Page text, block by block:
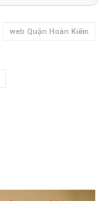
web Quận Hoàn Kiếm